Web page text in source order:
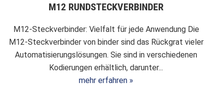
M12 RUNDSTECKVERBINDER
M12-Steckverbinder: Vielfalt für jede Anwendung Die
M12-Steckverbinder von binder sind das Rückgrat vieler
Automatisierungslösungen. Sie sind in verschiedenen
Kodierungen erhältlich, darunter...
mehr erfahren »